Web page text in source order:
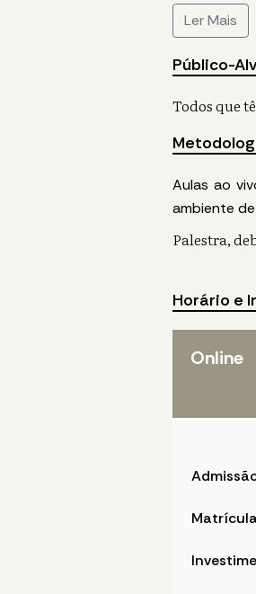
Ler Mais
Público-
Todos que
Aulas ao
ambiente
Palestra,
Horário e
Online
Matrícula